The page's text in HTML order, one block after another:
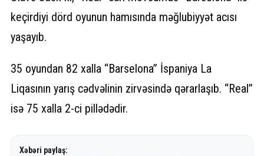
keçirdiyi dörd oyunun hamısında məğlubiyyət acısı
yaşayıb.
35 oyundan 82 xalla “Barselona” İspaniya La
Liqasının yarış cədvəlinin zirvəsində qərarlaşıb. “Real”
isə 75 xalla 2-ci pillədədir.
Xəbəri paylaş: